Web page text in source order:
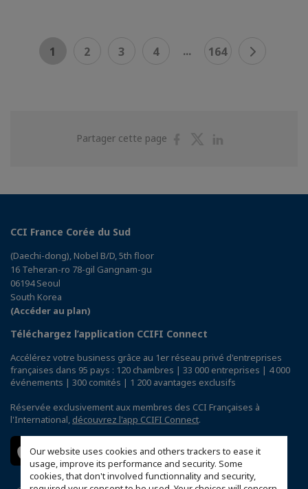
Our website uses cookies and others trackers to ease it
usage, improve its performance and security. Some
cookies, that don't involved functionnality and security,
1 2 3 4 ... 164
Partager cette page
PartagerPartager
CCI France Corée du Sud
(Daechi-dong), Nobel B/D, 5th floor
16 Teheran-ro 78-gil Gangnam-gu
06194 Seoul
South Korea
(Accéder au plan)
Téléchargez l’application CCIFI Connect
Accélérez votre business grâce au 1er réseau privé d'entreprises
françaises dans 95 pays : 120 chambres | 33 000 entreprises | 4 000
événements | 300 comités | 1 200 avantages exclusifs
Réservée exclusivement aux membres des CCI Françaises à
l'International, découvrez l'app CCIFI Connect.